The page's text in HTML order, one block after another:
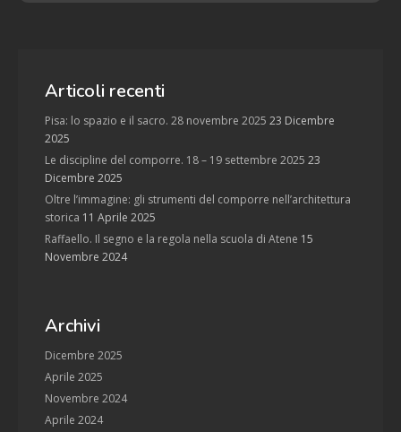
Articoli recenti
Pisa: lo spazio e il sacro. 28 novembre 2025 23 Dicembre
2025
Le discipline del comporre. 18 – 19 settembre 2025 23
Dicembre 2025
Oltre l’immagine: gli strumenti del comporre nell’architettura
storica 11 Aprile 2025
Raffaello. Il segno e la regola nella scuola di Atene 15
Novembre 2024
Archivi
Dicembre 2025
Aprile 2025
Novembre 2024
Aprile 2024